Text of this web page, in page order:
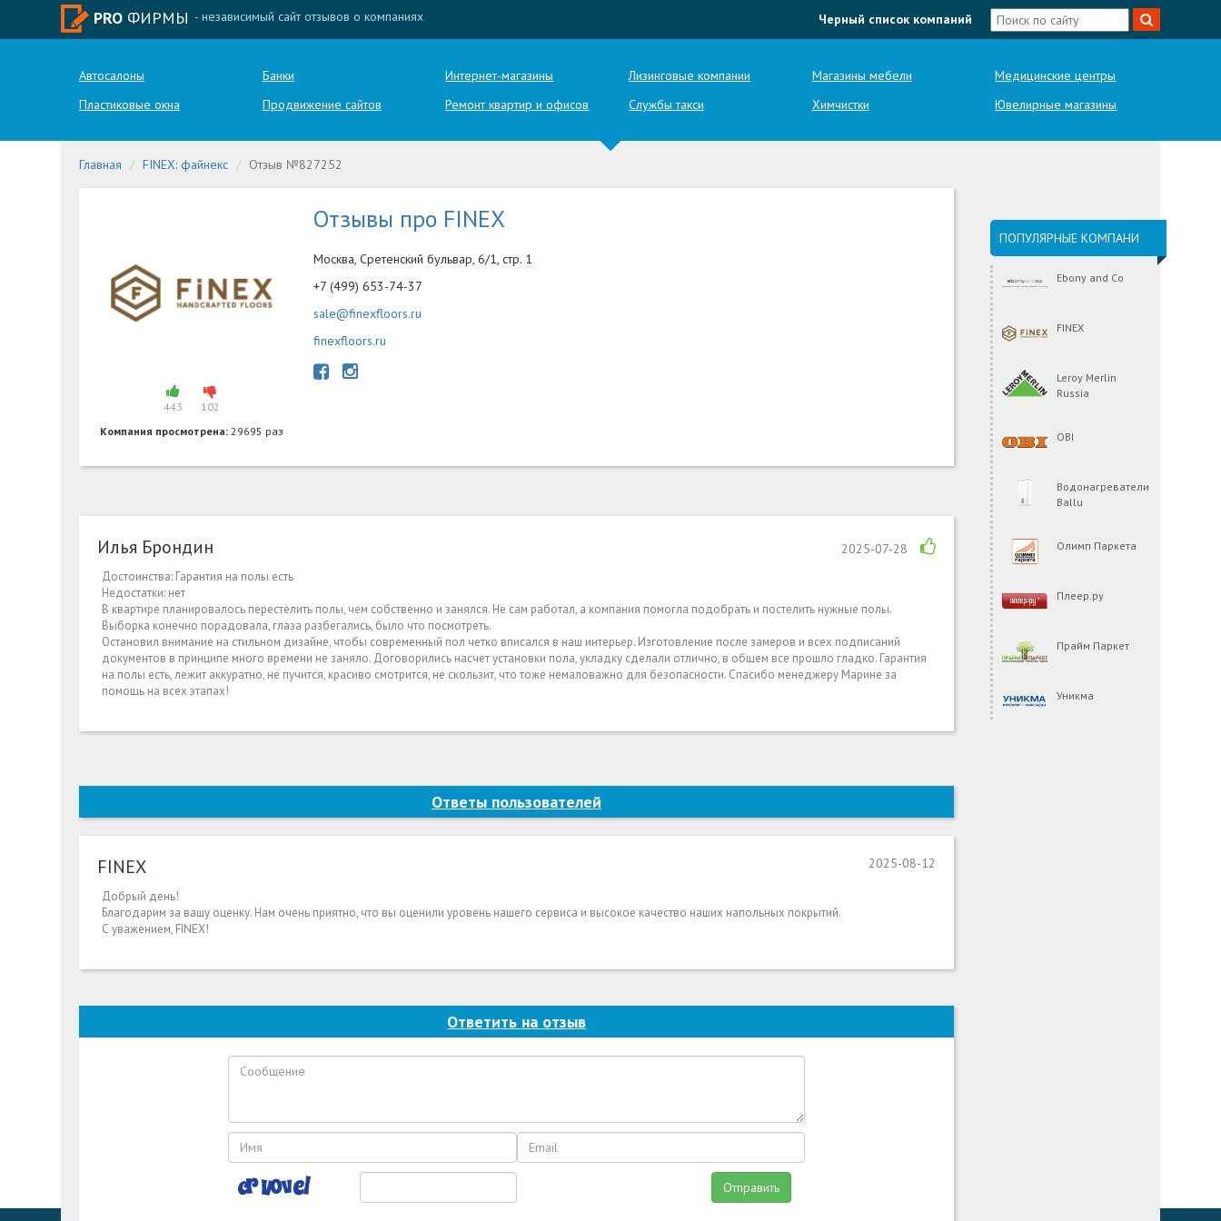
PRO ФИРМЫ - независимый сайт отзывов о компаниях Черный список компаний
Автосалоны Банки Интернет-магазины Лизинговые компании Магазины мебели
Медицинские центры
Пластиковые окна
Продвижение сайтов Ремонт квартир и офисов Службы такси Химчистки Ювелирные магазины
Главная FINEX: файнекс Отзыв №827252
443
102
Компания просмотрена:29695 раз
Отзывы про FINEX
Москва, Сретенский бульвар, 6/1, стр. 1
+7 (499) 653-74-37
sale@finexfloors.ru
finexfloors.ru
Илья Брондин 2025-07-28
Достоинства: Гарантия на полы есть
Недостатки: нет
В квартире планировалось перестелить полы, чем собственно и занялся. Не сам работал, а компания помогла подобрать и постелить нужные полы.
Выборка конечно порадовала, глаза разбегались, было что посмотреть.
Остановил внимание на стильном дизайне, чтобы современный пол четко вписался в наш интерьер. Изготовление после замеров и всех подписаний
документов в принципе много времени не заняло. Договорились насчет установки пола, укладку сделали отлично, в общем все прошло гладко. Гарантия
на полы есть, лежит аккуратно, не пучится, красиво смотрится, не скользит, что тоже немаловажно для безопасности. Спасибо менеджеру Марине за
помощь на всех этапах!
Ответы пользователей
FINEX 2025-08-12
Добрый день!
Благодарим за вашу оценку. Нам очень приятно, что вы оценили уровень нашего сервиса и высокое качество наших напольных покрытий.
С уважением, FINEX!
Ответить на отзыв
Отправить
ПОПУЛЯРНЫЕ КОМПАНИ
Ebony and Co
FINEX
Leroy Merlin
Russia
OBI
Водонагреватели
Ballu
Олимп Паркета
Плеер.ру
Прайм Паркет
Уникма